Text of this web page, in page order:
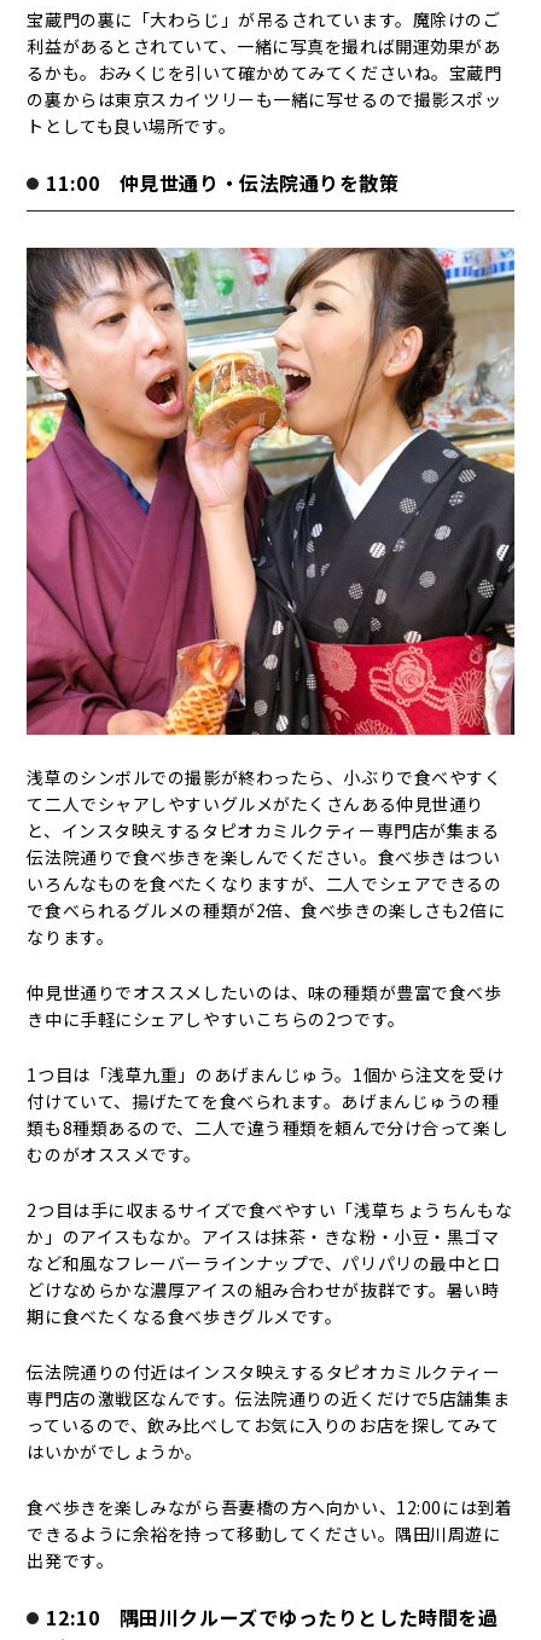
宝蔵門の裏に「大わらじ」が吊るされています。魔除けのご
利益があるとされていて、一緒に写真を撮れば開運効果があ
るかも。おみくじを引いて確かめてみてくださいね。宝蔵門
の裏からは東京スカイツリーも一緒に写せるので撮影スポッ
トとしても良い場所です。
11:00 仲見世通り・伝法院通りを散策
浅草のシンボルでの撮影が終わったら、小ぶりで食べやすく
て二人でシャアしやすいグルメがたくさんある仲見世通り
と、インスタ映えするタピオカミルクティー専門店が集まる
伝法院通りで食べ歩きを楽しんでください。食べ歩きはつい
いろんなものを食べたくなりますが、二人でシェアできるの
で食べられるグルメの種類が2倍、食べ歩きの楽しさも2倍に
なります。
仲見世通りでオススメしたいのは、味の種類が豊富で食べ歩
き中に手軽にシェアしやすいこちらの2つです。
1つ目は「浅草九重」のあげまんじゅう。1個から注文を受け
付けていて、揚げたてを食べられます。あげまんじゅうの種
類も8種類あるので、二人で違う種類を頼んで分け合って楽し
むのがオススメです。
2つ目は手に収まるサイズで食べやすい「浅草ちょうちんもな
か」のアイスもなか。アイスは抹茶・きな粉・小豆・黒ゴマ
など和風なフレーバーラインナップで、パリパリの最中と口
どけなめらかな濃厚アイスの組み合わせが抜群です。暑い時
期に食べたくなる食べ歩きグルメです。
伝法院通りの付近はインスタ映えするタピオカミルクティー
専門店の激戦区なんです。伝法院通りの近くだけで5店舗集ま
っているので、飲み比べしてお気に入りのお店を探してみて
はいかがでしょうか。
食べ歩きを楽しみながら吾妻橋の方へ向かい、12:00には到着
できるように余裕を持って移動してください。隅田川周遊に
出発です。
12:10 隅田川クルーズでゆったりとした時間を過